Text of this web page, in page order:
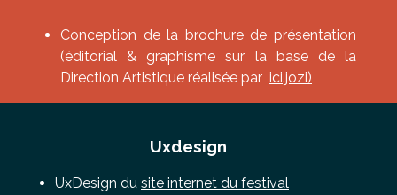
Conception de la brochure de présentation
(éditorial & graphisme sur la base de la
Direction Artistique réalisée par ici.jozi)
Uxdesign
UxDesign du site internet du festival